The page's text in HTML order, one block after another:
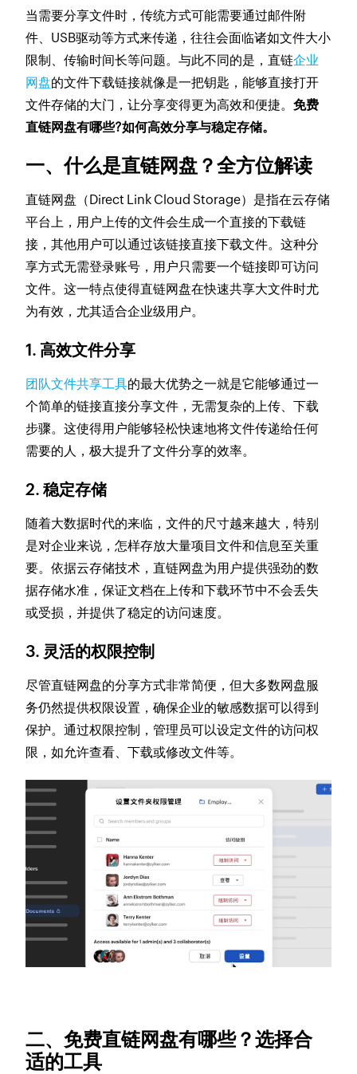
当需要分享文件时，传统方式可能需要通过邮件附
件、USB驱动等方式来传递，往往会面临诸如文件大小
限制、传输时间长等问题。与此不同的是，直链企业
网盘的文件下载链接就像是一把钥匙，能够直接打开
文件存储的大门，让分享变得更为高效和便捷。免费
直链网盘有哪些?如何高效分享与稳定存储。
一、什么是直链网盘？全方位解读
直链网盘（Direct Link Cloud Storage）是指在云存储
平台上，用户上传的文件会生成一个直接的下载链
接，其他用户可以通过该链接直接下载文件。这种分
享方式无需登录账号，用户只需要一个链接即可访问
文件。这一特点使得直链网盘在快速共享大文件时尤
为有效，尤其适合企业级用户。
1. 高效文件分享
团队文件共享工具的最大优势之一就是它能够通过一
个简单的链接直接分享文件，无需复杂的上传、下载
步骤。这使得用户能够轻松快速地将文件传递给任何
需要的人，极大提升了文件分享的效率。
2. 稳定存储
随着大数据时代的来临，文件的尺寸越来越大，特别
是对企业来说，怎样存放大量项目文件和信息至关重
要。依据云存储技术，直链网盘为用户提供强劲的数
据存储水准，保证文档在上传和下载环节中不会丢失
或受损，并提供了稳定的访问速度。
3. 灵活的权限控制
尽管直链网盘的分享方式非常简便，但大多数网盘服
务仍然提供权限设置，确保企业的敏感数据可以得到
保护。通过权限控制，管理员可以设定文件的访问权
限，如允许查看、下载或修改文件等。
二、免费直链网盘有哪些？选择合
适的工具